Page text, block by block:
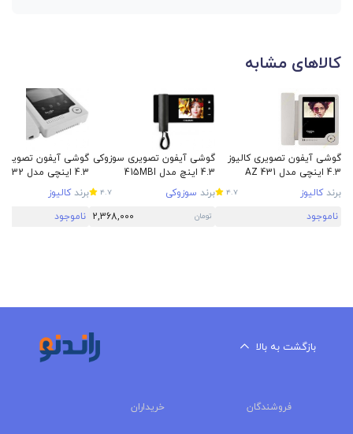
کالاهای مشابه
گوشی آیفون تصویری کالیوز
4.3 اینچی مدل AZ 431
برندکالیوز 4.7
ناموجود
گوشی آیفون تصویری سوزوکی
4.3 اینچ مدل 415MBI
برند سوزوکی 4.7
تومان 2,368,000
گوشی آیفون تصویری
4.3 اینچی مدل AX 432
برندکالیوز
ناموجود
بازگشت به بالا
فروشندگان خریداران